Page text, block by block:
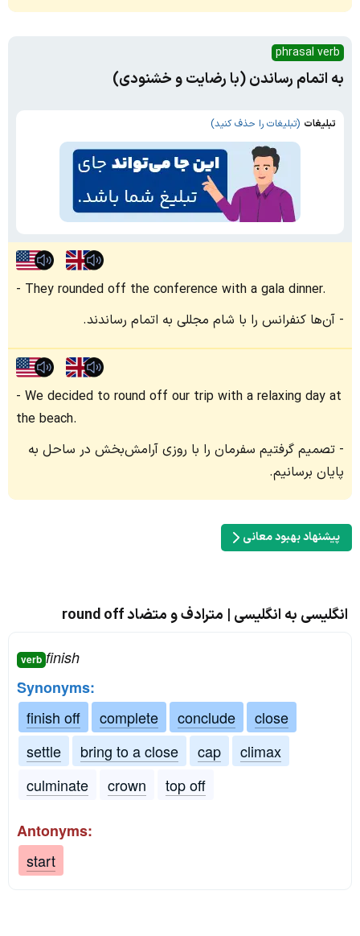
phrasal verb
به اتمام رساندن (با رضایت و خشنودی)
تبلیغات (تبلیغات را حذف کنید)
They rounded off the conference with a gala dinner.
آن‌ها کنفرانس را با شام مجللی به اتمام رساندند.
We decided to round off our trip with a relaxing day at
the beach.
تصمیم گرفتیم سفرمان را با روزی آرامش‌بخش در ساحل به
پایان برسانیم.
پیشنهاد بهبود معانی
انگلیسی به انگلیسی | مترادف و متضاد round off
verb finish
Synonyms:
finish off
complete conclude
close
settle
bring to a close cap
climax
culminate
crown top off
Antonyms:
start